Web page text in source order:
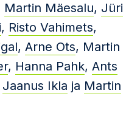
Martin Mäesalu, Jüri
, Risto Vahimets,
, Arne Ots, Martin
, Hanna Pahk, Ants
Jaanus Ikla ja Martin